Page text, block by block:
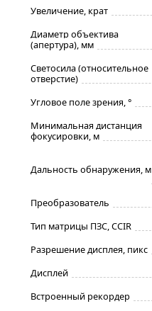
Увеличение, крат
Диаметр объектива
(апертура), мм
Светосила (относительное
отверстие)
Угловое поле зрения, °
Минимальная дистанция
фокусировки, м
Дальность обнаружения, м
Преобразователь
Тип матрицы ПЗС, CCIR
Разрешение дисплея, пикс
Дисплей
Встроенный рекордер